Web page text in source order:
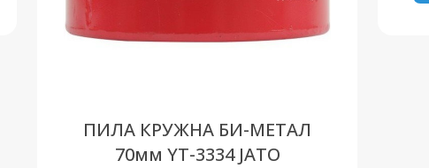
ПИЛА КРУЖНА БИ-МЕТАЛ
70мм YT-3334 ЈАТО